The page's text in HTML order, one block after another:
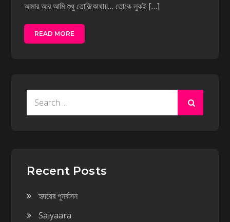
আমার আর আমি শুধু তোরিকোথায়… তোকে লুকই […]
READ MORE
Recent Posts
হৃদয়ের পুনর্বাসন
Saiyaara